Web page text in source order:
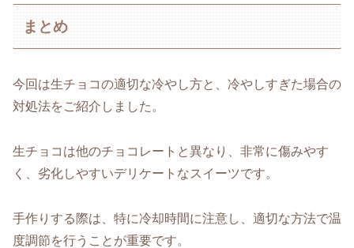
まとめ
今回は生チョコの適切な冷やし方と、冷やしすぎた場合の
対処法をご紹介しました。
生チョコは他のチョコレートと異なり、非常に傷みやす
く、劣化しやすいデリケートなスイーツです。
手作りする際は、特に冷却時間に注意し、適切な方法で温
度調節を行うことが重要です。